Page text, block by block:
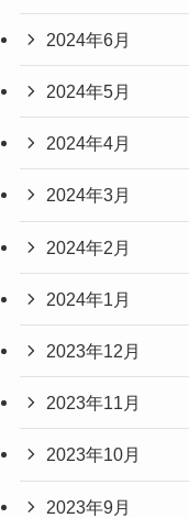
2024年6月
2024年5月
2024年4月
2024年3月
2024年2月
2024年1月
2023年12月
2023年11月
2023年10月
2023年9月